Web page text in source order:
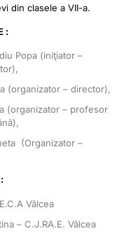
din clasele a VII-a.
:
Popa (iniţiator –
(organizator – director),
(organizator – profesor
(Organizator –
Vâlcea
– C.J.RA.E. Vâlcea